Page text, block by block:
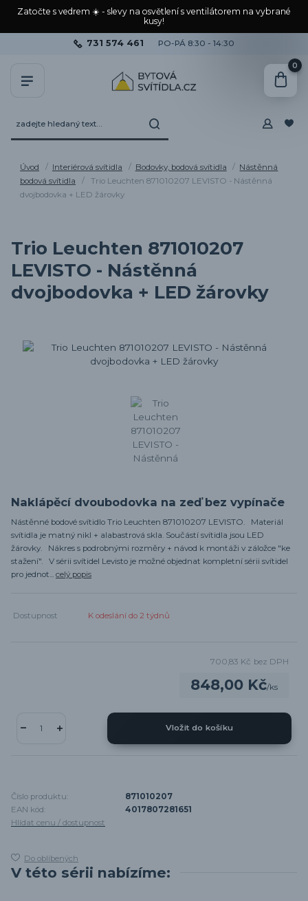
Zatočte s vedrem ☀️ - slevy na osvětlení s ventilátorem na vybrané
kusy!
731 574 461 PO-PÁ 8:30 - 14:30
0
Úvod Interiérová svítidla Bodovky, bodová svítidla
Nástěnná
bodová svítidla
Trio Leuchten 871010207 LEVISTO - Nástěnná
dvojbodovka + LED žárovky
Trio Leuchten 871010207
LEVISTO - Nástěnná
dvojbodovka + LED žárovky
Naklápěcí dvoubodovka na zeď bez vypínače
Nástěnné bodové svítidlo Trio Leuchten 871010207 LEVISTO. Materiál
svítidla je matný nikl + alabastrová skla. Součástí svítidla jsou LED
žárovky. Nákres s podrobnými rozměry + návod k montáži v záložce "ke
stažení". V sérii svítidel Levisto je možné objednat kompletní sérii svítidel
pro jednot... celý popis
Dostupnost K odeslání do 2 týdnů
848,00 Kč/ks
700,83 Kč bez DPH
Vložit do košíku
Číslo produktu:
871010207
EAN kód:
4017807281651
Hlídat cenu / dostupnost
Do oblíbených
V této sérii nabízíme: